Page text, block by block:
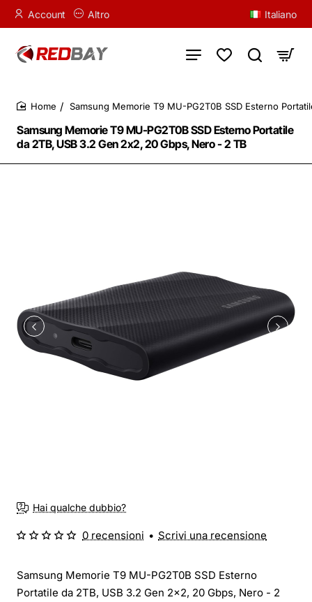
Account Altro Italiano
Samsung Memorie T9 MU-PG2T0B SSD Esterno Portatile
da 2TB, USB 3.2 Gen 2x2, 20 Gbps, Nero - 2 TB
Samsung Memorie T9 MU-PG2T0B SSD Esterno
Hai qualche dubbio?
Samsung Memorie T9 MU-PG2T0B SSD Esterno
Portatile da 2TB, USB 3.2 Gen 2x2, 20 Gbps, Nero - 2
0 recensioni • Scrivi una recensione